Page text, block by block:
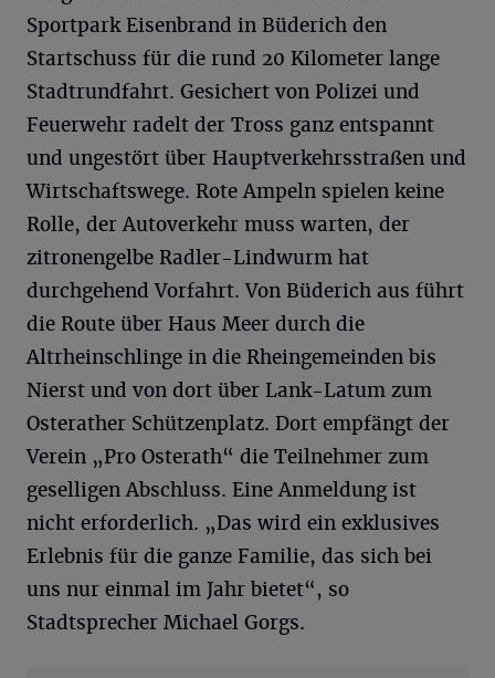
Sportpark Eisenbrand in Büderich den
Startschuss für die rund 20 Kilometer lange
Stadtrundfahrt. Gesichert von Polizei und
Feuerwehr radelt der Tross ganz entspannt
und ungestört über Hauptverkehrsstraßen und
Wirtschaftswege. Rote Ampeln spielen keine
Rolle, der Autoverkehr muss warten, der
zitronengelbe Radler-Lindwurm hat
durchgehend Vorfahrt. Von Büderich aus führt
die Route über Haus Meer durch die
Altrheinschlinge in die Rheingemeinden bis
Nierst und von dort über Lank-Latum zum
Osterather Schützenplatz. Dort empfängt der
Verein „Pro Osterath“ die Teilnehmer zum
geselligen Abschluss. Eine Anmeldung ist
nicht erforderlich. „Das wird ein exklusives
Erlebnis für die ganze Familie, das sich bei
uns nur einmal im Jahr bietet“, so
Stadtsprecher Michael Gorgs.